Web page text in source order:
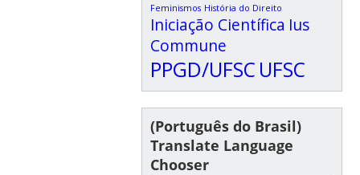
Feminismos História do Direito
Iniciação Científica Ius
Commune
PPGD/UFSC UFSC
(Português do Brasil)
Translate Language
Chooser